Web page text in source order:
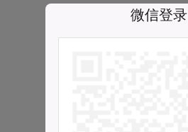
微信登录